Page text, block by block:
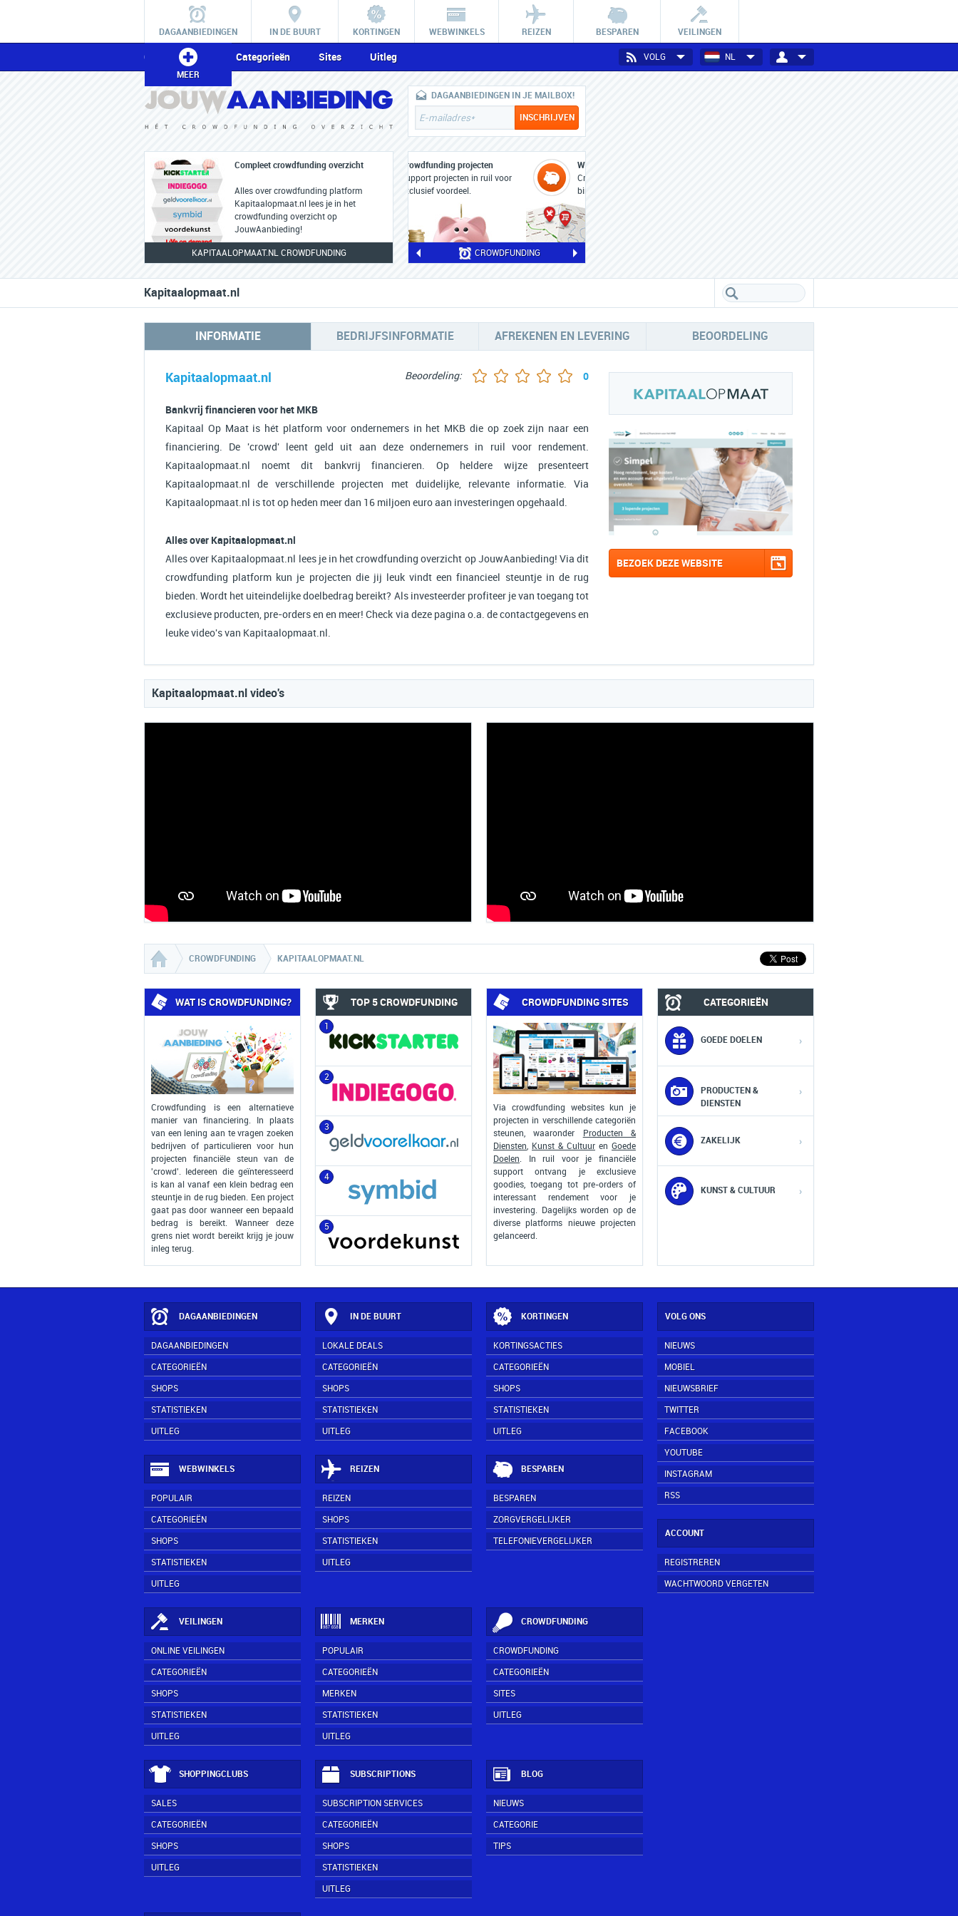
DAGAANBIEDINGEN IN DE BUURT KORTINGEN WEBWINKELS REIZEN BESPAREN VEILINGEN
MEER
Crowdfunding Categorieën Sites Uitleg NL
VOLG
Compleet crowdfunding overzicht
Alles over crowdfunding platform
Kapitaalopmaat.nl lees je in het
crowdfunding overzicht op
JouwAanbieding!
KAPITAALOPMAAT.NL CROWDFUNDING
DAGAANBIEDINGEN IN JE MAILBOX!
Wereldwijd crowdfunden
Crowdfunding websites uit
binnen- en buitenland.
CROWDFUNDING
Kapitaalopmaat.nl
INFORMATIE BEDRIJFSINFORMATIE AFREKENEN EN LEVERING BEOORDELING
Kapitaalopmaat.nl Beoordeling: 0
Bankvrij financieren voor het MKB
Kapitaal Op Maat is hét platform voor ondernemers in het MKB die op zoek zijn naar een
financiering. De 'crowd' leent geld uit aan deze ondernemers in ruil voor rendement.
Kapitaalopmaat.nl noemt dit bankvrij financieren. Op heldere wijze presenteert
Kapitaalopmaat.nl de verschillende projecten met duidelijke, relevante informatie. Via
Kapitaalopmaat.nl is tot op heden meer dan 16 miljoen euro aan investeringen opgehaald.
Alles over Kapitaalopmaat.nl
Alles over Kapitaalopmaat.nl lees je in het crowdfunding overzicht op JouwAanbieding! Via dit
crowdfunding platform kun je projecten die jij leuk vindt een financieel steuntje in de rug
bieden. Wordt het uiteindelijke doelbedrag bereikt? Als investeerder profiteer je van toegang tot
exclusieve producten, pre-orders en en meer! Check via deze pagina o.a. de contactgegevens en
leuke video's van Kapitaalopmaat.nl.
BEZOEK DEZE WEBSITE
Kapitaalopmaat.nl video's
CROWDFUNDING KAPITAALOPMAAT.NL
WAT IS CROWDFUNDING?
Crowdfunding is een alternatieve
manier van financiering. In plaats
van een lening aan te vragen zoeken
bedrijven of particulieren voor hun
projecten financiële steun van de
'crowd'. Iedereen die geïnteresseerd
is kan al vanaf een klein bedrag een
steuntje in de rug bieden. Een project
gaat pas door wanneer een bepaald
bedrag is bereikt. Wanneer deze
grens niet wordt bereikt krijg je jouw
inleg terug.
TOP 5 CROWDFUNDING
1
2
3
4
5
CROWDFUNDING SITES
Via crowdfunding websites kun je
projecten in verschillende categoriën
steunen, waaronder
Producten &
Diensten, Kunst & Cultuur en Goede
Doelen. In ruil voor je financiële
support ontvang je exclusieve
goodies, toegang tot pre-orders of
interessant rendement voor je
investering. Dagelijks worden op de
diverse platforms nieuwe projecten
gelanceerd.
CATEGORIEËN
GOEDE DOELEN ›
PRODUCTEN &
DIENSTEN
›
ZAKELIJK ›
KUNST & CULTUUR ›
DAGAANBIEDINGEN
DAGAANBIEDINGEN
CATEGORIEËN
SHOPS
STATISTIEKEN
UITLEG
IN DE BUURT
LOKALE DEALS
CATEGORIEËN
SHOPS
STATISTIEKEN
UITLEG
KORTINGEN
KORTINGSACTIES
CATEGORIEËN
SHOPS
STATISTIEKEN
UITLEG
WEBWINKELS
POPULAIR
CATEGORIEËN
SHOPS
STATISTIEKEN
UITLEG
REIZEN
REIZEN
SHOPS
STATISTIEKEN
UITLEG
BESPAREN
BESPAREN
ZORGVERGELIJKER
TELEFONIEVERGELIJKER
VEILINGEN
ONLINE VEILINGEN
CATEGORIEËN
SHOPS
STATISTIEKEN
UITLEG
MERKEN
POPULAIR
CATEGORIEËN
MERKEN
STATISTIEKEN
UITLEG
CROWDFUNDING
CROWDFUNDING
CATEGORIEËN
SITES
UITLEG
SHOPPINGCLUBS
SALES
CATEGORIEËN
SHOPS
UITLEG
SUBSCRIPTIONS
SUBSCRIPTION SERVICES
CATEGORIEËN
SHOPS
STATISTIEKEN
UITLEG
BLOG
NIEUWS
CATEGORIE
TIPS
VOLG ONS
NIEUWS
MOBIEL
NIEUWSBRIEF
TWITTER
FACEBOOK
YOUTUBE
INSTAGRAM
RSS
ACCOUNT
REGISTREREN
WACHTWOORD VERGETEN